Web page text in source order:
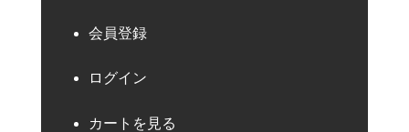
会員登録
ログイン
カートを見る